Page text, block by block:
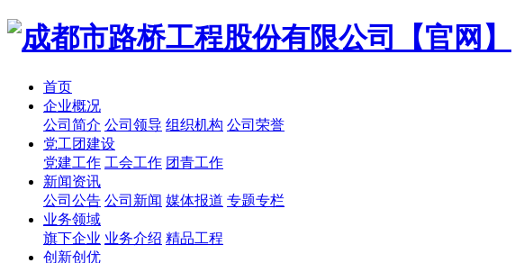
首页
企业概况
公司简介 公司领导 组织机构 公司荣誉
党工团建设
党建工作 工会工作 团青工作
新闻资讯
公司公告 公司新闻 媒体报道 专题专栏
业务领域
旗下企业 业务介绍 精品工程
创新创优